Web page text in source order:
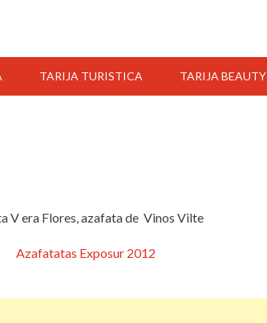
TARIJA TURISTICA TARIJA BEAUTY
V era Flores, azafata de Vinos Vilte
Azafatatas Exposur 2012